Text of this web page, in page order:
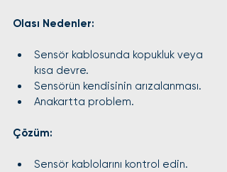
Olası Nedenler:
Sensör kablosunda kopukluk veya
kısa devre.
Sensörün kendisinin arızalanması.
Anakartta problem.
Çözüm:
Sensör kablolarını kontrol edin.